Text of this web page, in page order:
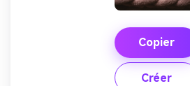
Copier
Créer